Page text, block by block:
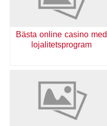
Bästa online casino med
lojalitetsprogram